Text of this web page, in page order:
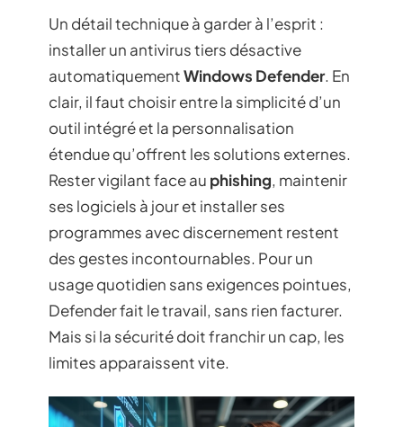
Un détail technique à garder à l’esprit :
installer un antivirus tiers désactive
automatiquementWindows Defender. En
clair, il faut choisir entre la simplicité d’un
outil intégré et la personnalisation
étendue qu’offrent les solutions externes.
Rester vigilant face au phishing, maintenir
ses logiciels à jour et installer ses
programmes avec discernement restent
des gestes incontournables. Pour un
usage quotidien sans exigences pointues,
Defender fait le travail, sans rien facturer.
Mais si la sécurité doit franchir un cap, les
limites apparaissent vite.